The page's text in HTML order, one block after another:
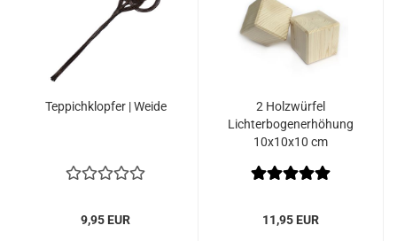
Teppichklopfer | Weide
9,95 EUR
2 Holzwürfel
Lichterbogenerhöhung
10x10x10 cm
11,95 EUR